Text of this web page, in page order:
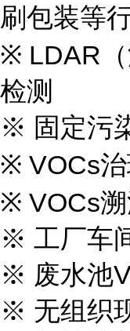
刷包装等
※ LDAR（
检测
※ 固定污
※ VOCs
※ VOCs
※ 工厂车
※ 废水池
※ 无组织